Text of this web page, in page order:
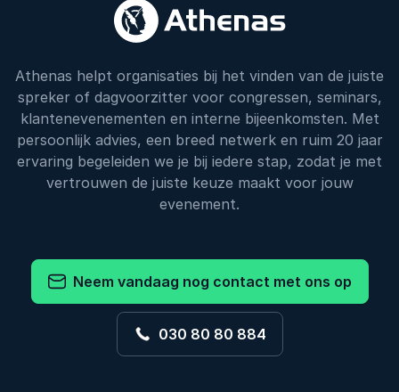
Athenas helpt organisaties bij het vinden van de juiste
spreker of dagvoorzitter voor congressen, seminars,
klantenevenementen en interne bijeenkomsten. Met
persoonlijk advies, een breed netwerk en ruim 20 jaar
ervaring begeleiden we je bij iedere stap, zodat je met
vertrouwen de juiste keuze maakt voor jouw
evenement.
Neem vandaag nog contact met ons op
030 80 80 884